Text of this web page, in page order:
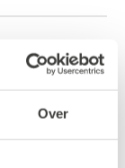
Over
onze
en
ogen van